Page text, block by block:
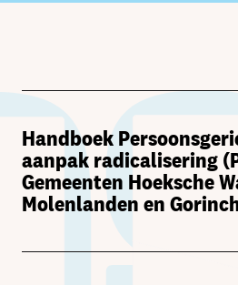
Handboek
aanpak radicalisering
Gemeenten Hoeksche
Molenlanden en